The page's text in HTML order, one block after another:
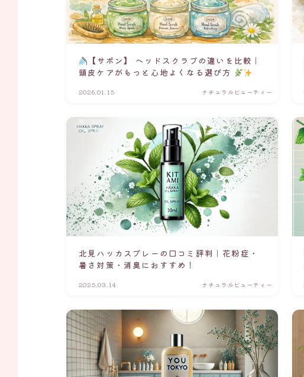
【サボン】 ヘッドスクラブの違いを比較｜
頭皮ケアがもっと心地よくなる選び方
2026.01.15 ナチュラルビューティー
北見ハッカスプレーの口コミ評判｜花粉症・
暑さ対策・消臭におすすめ！
2025.03.14 ナチュラルビューティー